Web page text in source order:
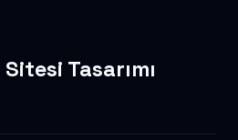
Tasarımı